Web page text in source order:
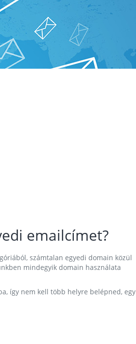
emailcímet?
számtalan egyedi domain közül
mindegyik domain használata
így nem kell több helyre belépned, egy